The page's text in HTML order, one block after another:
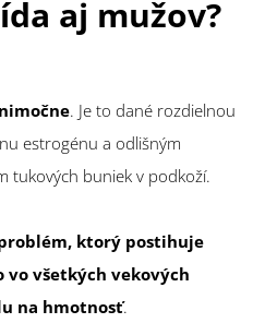
aj mužov?
. Je to dané rozdielnou
estrogénu a odlišným
tukových buniek v podkoží.
ktorý postihuje
vo všetkých vekových
na hmotnosť.